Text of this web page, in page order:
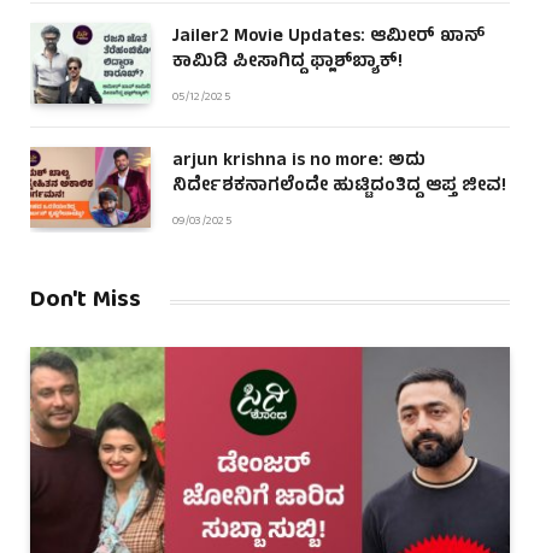
Jailer2 Movie Updates: ಆಮೀರ್ ಖಾನ್
ಕಾಮಿಡಿ ಪೀಸಾಗಿದ್ದ ಫ್ಲಾಶ್‌ಬ್ಯಾಕ್!
05/12/2025
arjun krishna is no more: ಅದು
ನಿರ್ದೇಶಕನಾಗಲೆಂದೇ ಹುಟ್ಟಿದಂತಿದ್ದ ಆಪ್ತ ಜೀವ!
09/03/2025
Don't Miss